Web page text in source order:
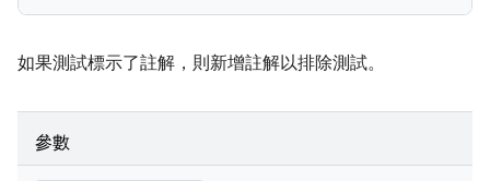
如果測試標示了註解，則新增註解以排除測試。
參數